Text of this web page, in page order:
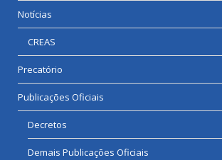
Notícias
CREAS
Precatório
Publicações Oficiais
Decretos
Demais Publicações Oficiais